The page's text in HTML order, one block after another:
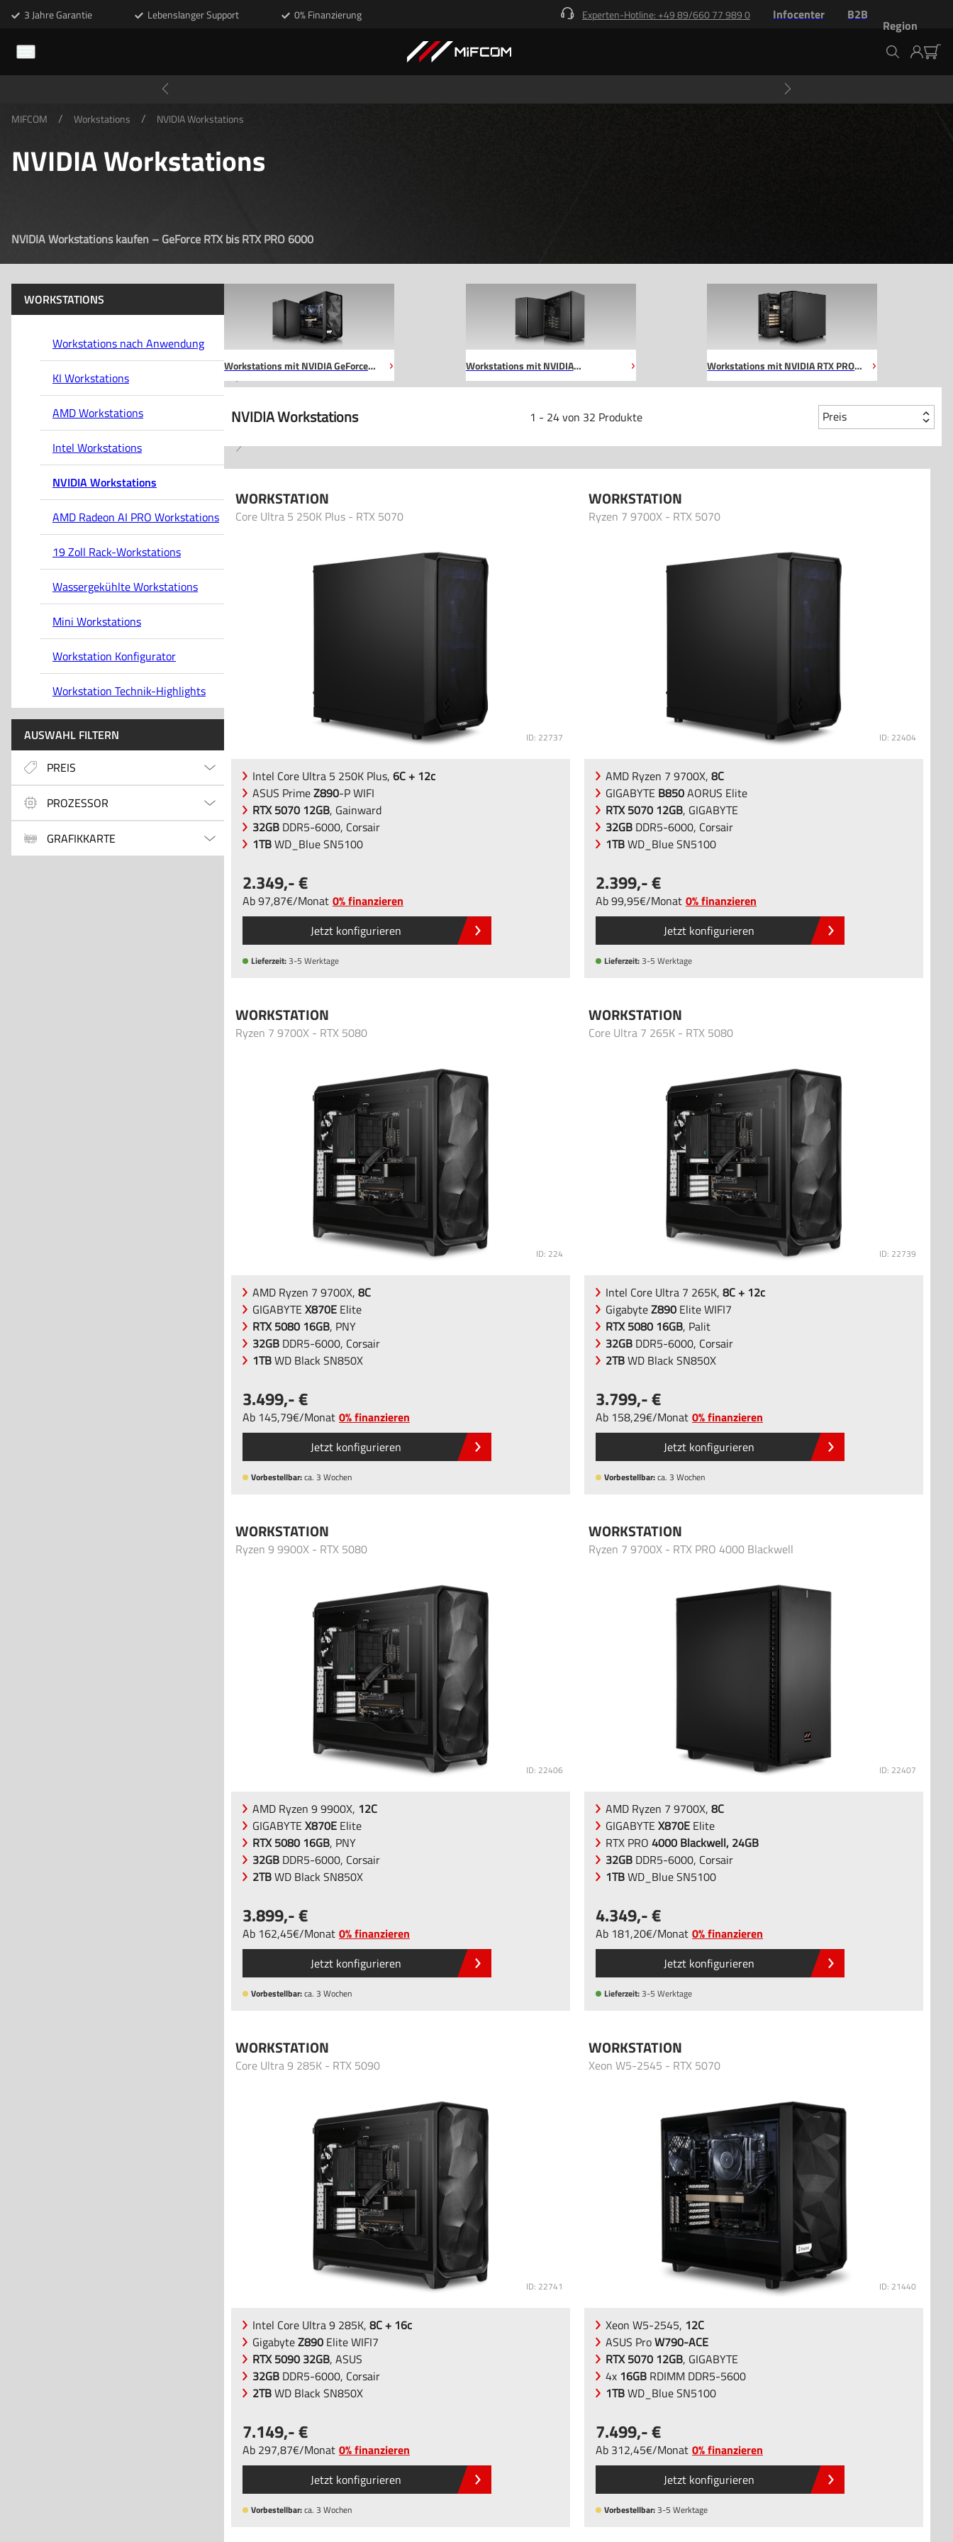
3 Jahre Garantie Lebenslanger Support 0% Finanzierung Experten-Hotline: +49 89/660 77 989 0 Infocenter B2B
Region
MIFCOM / Workstations / NVIDIA Workstations
NVIDIA Workstations
NVIDIA Workstations kaufen – GeForce RTX bis RTX PRO 6000
WORKSTATIONS
Workstations nach Anwendung
KI Workstations
AMD Workstations
Intel Workstations
NVIDIA Workstations
AMD Radeon AI PRO Workstations
19 Zoll Rack-Workstations
Wassergekühlte Workstations
Mini Workstations
Workstation Konfigurator
Workstation Technik-Highlights
AUSWAHL FILTERN
PREIS
PROZESSOR
GRAFIKKARTE
Workstations mit NVIDIA GeForce
RTX
Workstations mit NVIDIA
Professional
Workstations mit NVIDIA RTX PRO
6000
NVIDIA Workstations 1 - 24 von 32 Produkte Preis
WORKSTATION
Core Ultra 5 250K Plus - RTX 5070
ID: 22737
Intel Core Ultra 5 250K Plus, 6C + 12c
ASUS PrimeZ890-P WIFI
RTX 5070 12GB, Gainward
32GB DDR5-6000, Corsair
1TBWD_Blue SN5100
2.349,-
Ab97,87 /Monat 0% finanzieren
Jetzt konfigurieren
Lieferzeit:3-5 Werktage
WORKSTATION
Ryzen 7 9700X - RTX 5070
ID: 22404
AMD Ryzen 7 9700X, 8C
GIGABYTE B850AORUS Elite
RTX 5070 12GB, GIGABYTE
32GB DDR5-6000, Corsair
1TBWD_Blue SN5100
2.399,-
Ab99,95 /Monat 0% finanzieren
Jetzt konfigurieren
Lieferzeit:3-5 Werktage
WORKSTATION
Ryzen 7 9700X - RTX 5080
ID: 224
AMD Ryzen 7 9700X, 8C
GIGABYTE X870E Elite
RTX 5080 16GB, PNY
32GB DDR5-6000, Corsair
1TBWD Black SN850X
3.499,-
Ab 145,79 /Monat 0% finanzieren
Jetzt konfigurieren
Vorbestellbar:ca. 3 Wochen
WORKSTATION
Core Ultra 7 265K - RTX 5080
ID: 22739
Intel Core Ultra 7 265K, 8C + 12c
GigabyteZ890 Elite WIFI7
RTX 5080 16GB, Palit
32GB DDR5-6000, Corsair
2TBWD Black SN850X
3.799,-
Ab 158,29 /Monat 0% finanzieren
Jetzt konfigurieren
Vorbestellbar:ca. 3 Wochen
WORKSTATION
Ryzen 9 9900X - RTX 5080
ID: 22406
AMD Ryzen 9 9900X, 12C
GIGABYTE X870E Elite
RTX 5080 16GB, PNY
32GB DDR5-6000, Corsair
2TBWD Black SN850X
3.899,-
Ab 162,45 /Monat 0% finanzieren
Jetzt konfigurieren
Vorbestellbar:ca. 3 Wochen
WORKSTATION
Ryzen 7 9700X - RTX PRO 4000 Blackwell
ID: 22407
AMD Ryzen 7 9700X, 8C
GIGABYTE X870E Elite
RTX PRO 4000 Blackwell, 24GB
32GB DDR5-6000, Corsair
1TBWD_Blue SN5100
4.349,-
Ab 181,20 /Monat 0% finanzieren
Jetzt konfigurieren
Lieferzeit:3-5 Werktage
WORKSTATION
Core Ultra 9 285K - RTX 5090
ID: 22741
Intel Core Ultra 9 285K, 8C + 16c
GigabyteZ890 Elite WIFI7
RTX 5090 32GB, ASUS
32GB DDR5-6000, Corsair
2TBWD Black SN850X
7.149,-
Ab 297,87 /Monat 0% finanzieren
Jetzt konfigurieren
Vorbestellbar:ca. 3 Wochen
WORKSTATION
Xeon W5-2545 - RTX 5070
ID: 21440
Xeon W5-2545, 12C
ASUS ProW790-ACE
RTX 5070 12GB, GIGABYTE
4x 16GB RDIMM DDR5-5600
1TBWD_Blue SN5100
7.499,-
Ab 312,45 /Monat 0% finanzieren
Jetzt konfigurieren
Vorbestellbar:3-5 Werktage